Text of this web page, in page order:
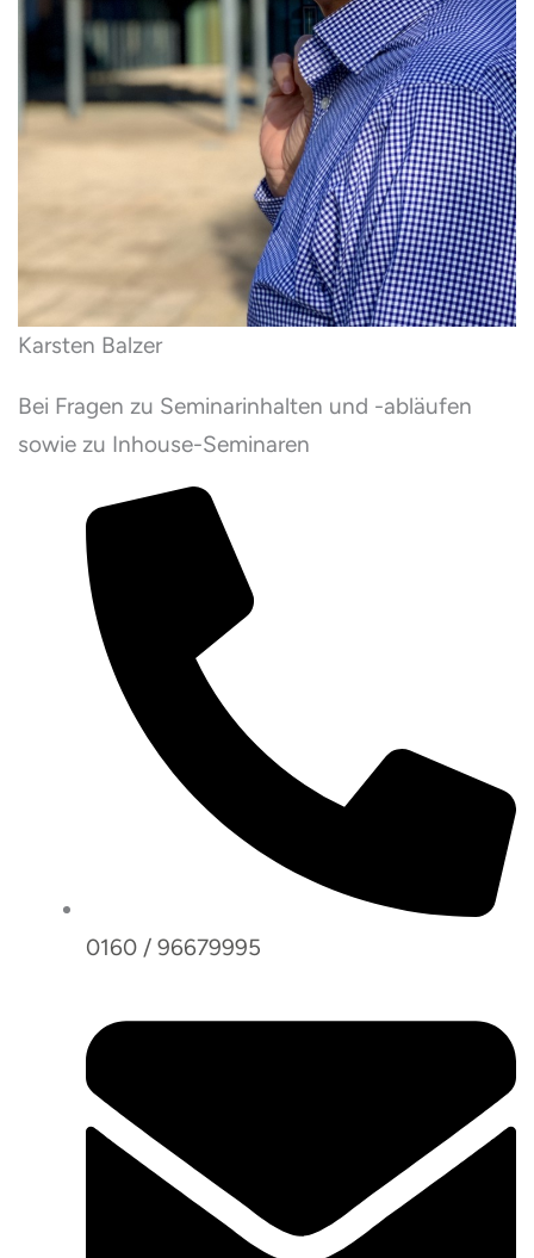
Karsten Balzer
Bei Fragen zu Seminarinhalten und -abläufen
sowie zu Inhouse-Seminaren
0160 / 96679995